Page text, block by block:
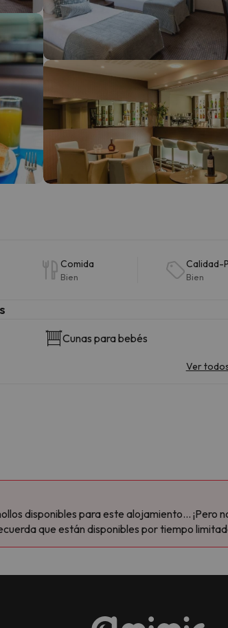
Comida
Bien
Calidad-
Bien
Cunas para bebés
Ver
disponibles para este alojamiento... ¡Pero
que están disponibles por tiempo